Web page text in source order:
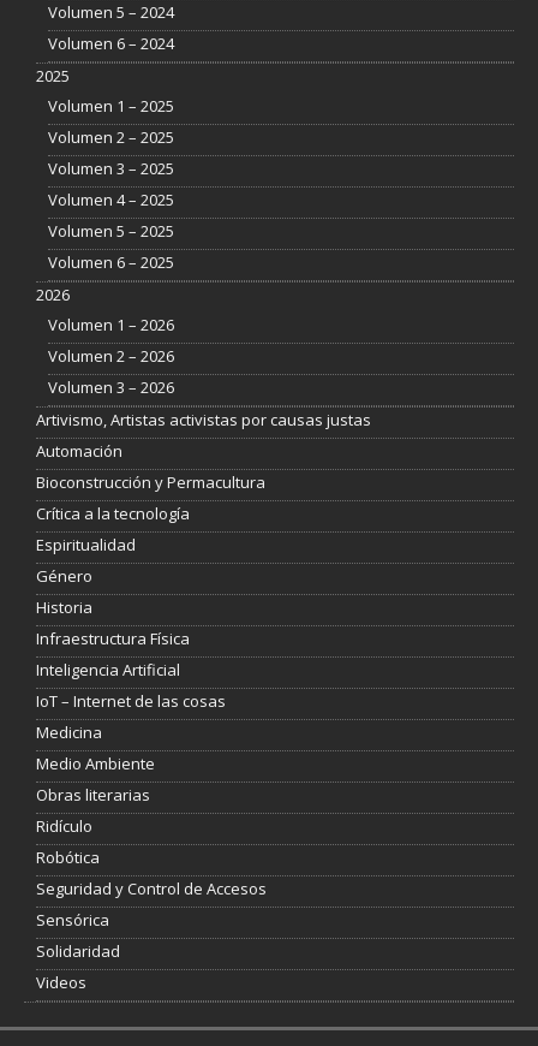
Volumen 5 – 2024
Volumen 6 – 2024
2025
Volumen 1 – 2025
Volumen 2 – 2025
Volumen 3 – 2025
Volumen 4 – 2025
Volumen 5 – 2025
Volumen 6 – 2025
2026
Volumen 1 – 2026
Volumen 2 – 2026
Volumen 3 – 2026
Artivismo, Artistas activistas por causas justas
Automación
Bioconstrucción y Permacultura
Crítica a la tecnología
Espiritualidad
Género
Historia
Infraestructura Física
Inteligencia Artificial
IoT – Internet de las cosas
Medicina
Medio Ambiente
Obras literarias
Ridículo
Robótica
Seguridad y Control de Accesos
Sensórica
Solidaridad
Videos